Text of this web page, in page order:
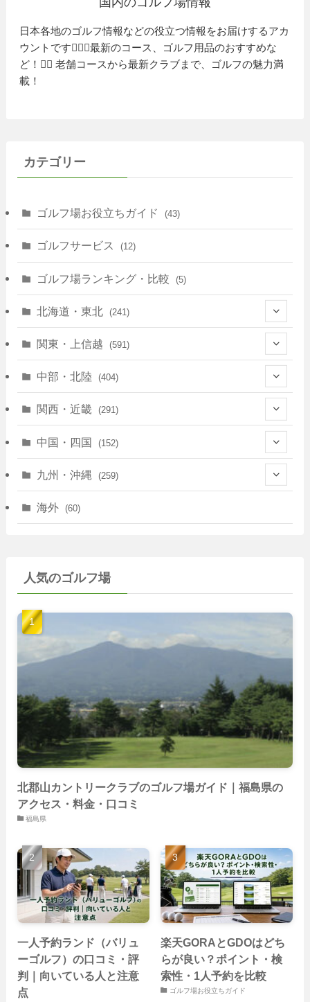
日本各地のゴルフ情報などの役立つ情報をお届けするアカ
ウントです🏌️‍♂️⛳️最新のコース、ゴルフ用品のおすすめな
ど！🏌️‍♀️ 老舗コースから最新クラブまで、ゴルフの魅力満
載！
カテゴリー
ゴルフ場お役立ちガイド (43)
ゴルフサービス (12)
ゴルフ場ランキング・比較 (5)
北海道・東北 (241)
(128)
(10)
(17)
(35)
(30)
関東・上信越 (591)
(146)
(40)
(72)
(14)
(103)
中部・北陸 (404)
(13)
(83)
(78)
(40)
(22)
関西・近畿 (291)
(39)
(25)
中国・四国 (152)
(7)
(39)
(40)
(14)
九州・沖縄 (259)
(28)
(22)
(23)
(22)
(26)
海外 (60)
人気のゴルフ場
北郡山カントリークラブのゴルフ場ガイド｜福島県の
アクセス・料金・口コミ
福島県
一人予約ランド（バリュ
ーゴルフ）の口コミ・評
判｜向いている人と注意
点
楽天GORAとGDOはどち
らが良い？ポイント・検
索性・1人予約を比較
ゴルフ場お役立ちガイド